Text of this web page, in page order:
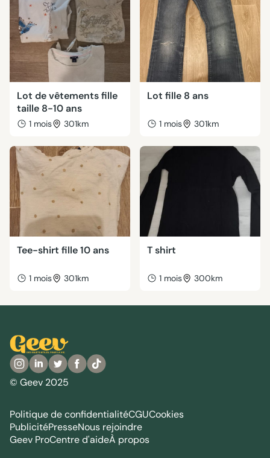
Lot de vêtements fille
taille 8-10 ans
1 mois 301km
Lot fille 8 ans
1 mois 301km
Tee-shirt fille 10 ans
1 mois 301km
T shirt
1 mois 300km
© Geev 2025
Politique de confidentialitéCGUCookies
PublicitéPresseNous rejoindre
Geev ProCentre d'aideÀ propos